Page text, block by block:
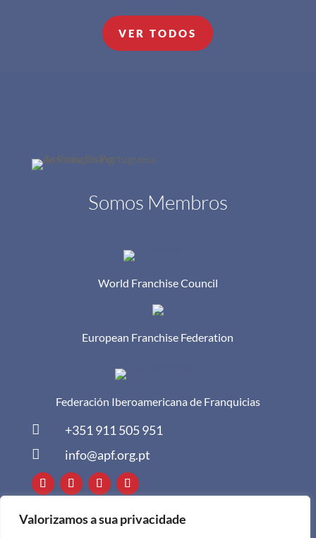
Valorizamos a sua privacidade
VER TODOS
Somos Membros
World Franchise Council
European Franchise Federation
Federación Iberoamericana de Franquicias
 +351 911 505 951
 info@apf.org.pt